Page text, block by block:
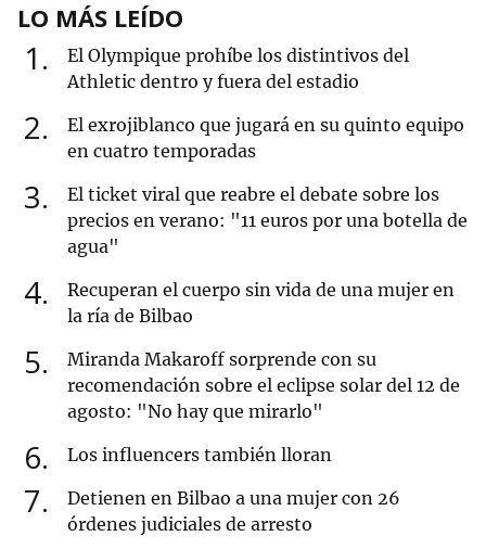
LO MÁS LEÍDO
1
El Olympique prohíbe los distintivos del
Athletic dentro y fuera del estadio
2
El exrojiblanco que jugará en su quinto equipo
en cuatro temporadas
3
El ticket viral que reabre el debate sobre los
precios en verano: "11 euros por una botella de
agua"
4
Recuperan el cuerpo sin vida de una mujer en
la ría de Bilbao
5
Miranda Makaroff sorprende con su
recomendación sobre el eclipse solar del 12 de
agosto: "No hay que mirarlo"
6 Los influencers también lloran
7
Detienen en Bilbao a una mujer con 26
órdenes judiciales de arresto